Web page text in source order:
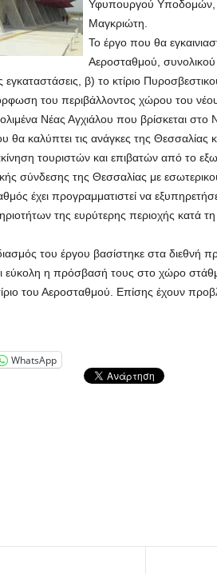
Υφυπουργού Υποδομών,
Μαγκριώτη.
Το έργο που θα
Αεροσταθμού,
εγκαταστάσεις, β) το κτίριο
του περιβάλλοντος χώρου του
Νέας Αγχιάλου που βρίσκεται στο
θα καλύπτει τις ανάγκες της Θεσσαλίας
τουριστών και επιβατών από το
σύνδεσης της Θεσσαλίας με
έχει προγραμματιστεί να
της ευρύτερης περιοχής κατά
του έργου βασίστηκε στα διεθνή
εύκολη η πρόσβασή τους στο χώρο
του Αεροσταθμού. Επίσης έχουν
WhatsApp